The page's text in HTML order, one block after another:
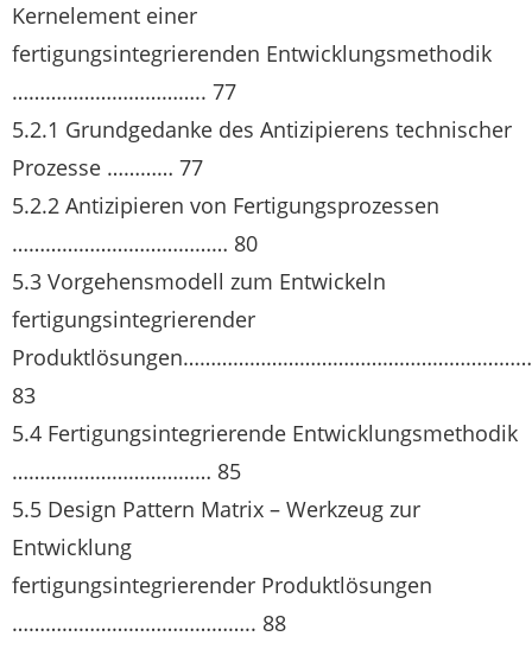
Kernelement einer
fertigungsintegrierenden Entwicklungsmethodik
…………………………….. 77
5.2.1 Grundgedanke des Antizipierens technischer
Prozesse ………… 77
5.2.2 Antizipieren von Fertigungsprozessen
………………………………… 80
5.3 Vorgehensmodell zum Entwickeln
fertigungsintegrierender
83
5.4 Fertigungsintegrierende Entwicklungsmethodik
……………………………… 85
5.5 Design Pattern Matrix – Werkzeug zur
Entwicklung
fertigungsintegrierender Produktlösungen
…………………………………….. 88